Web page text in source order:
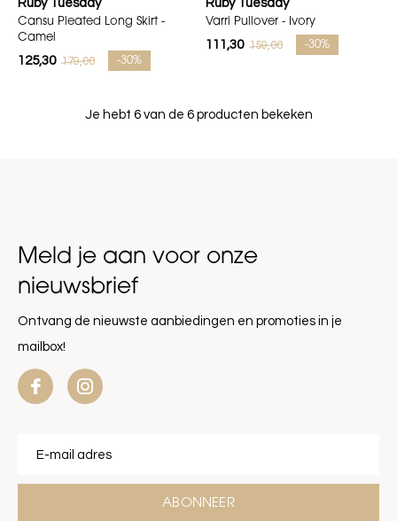
Ruby Tuesday
Cansu Pleated Long Skirt -
Camel
125,30 179,00 -30%
Ruby Tuesday
Varri Pullover - Ivory
111,30 159,00 -30%
Je hebt 6 van de 6 producten bekeken
Meld je aan voor onze
nieuwsbrief
Ontvang de nieuwste aanbiedingen en promoties in je
mailbox!
ABONNEER